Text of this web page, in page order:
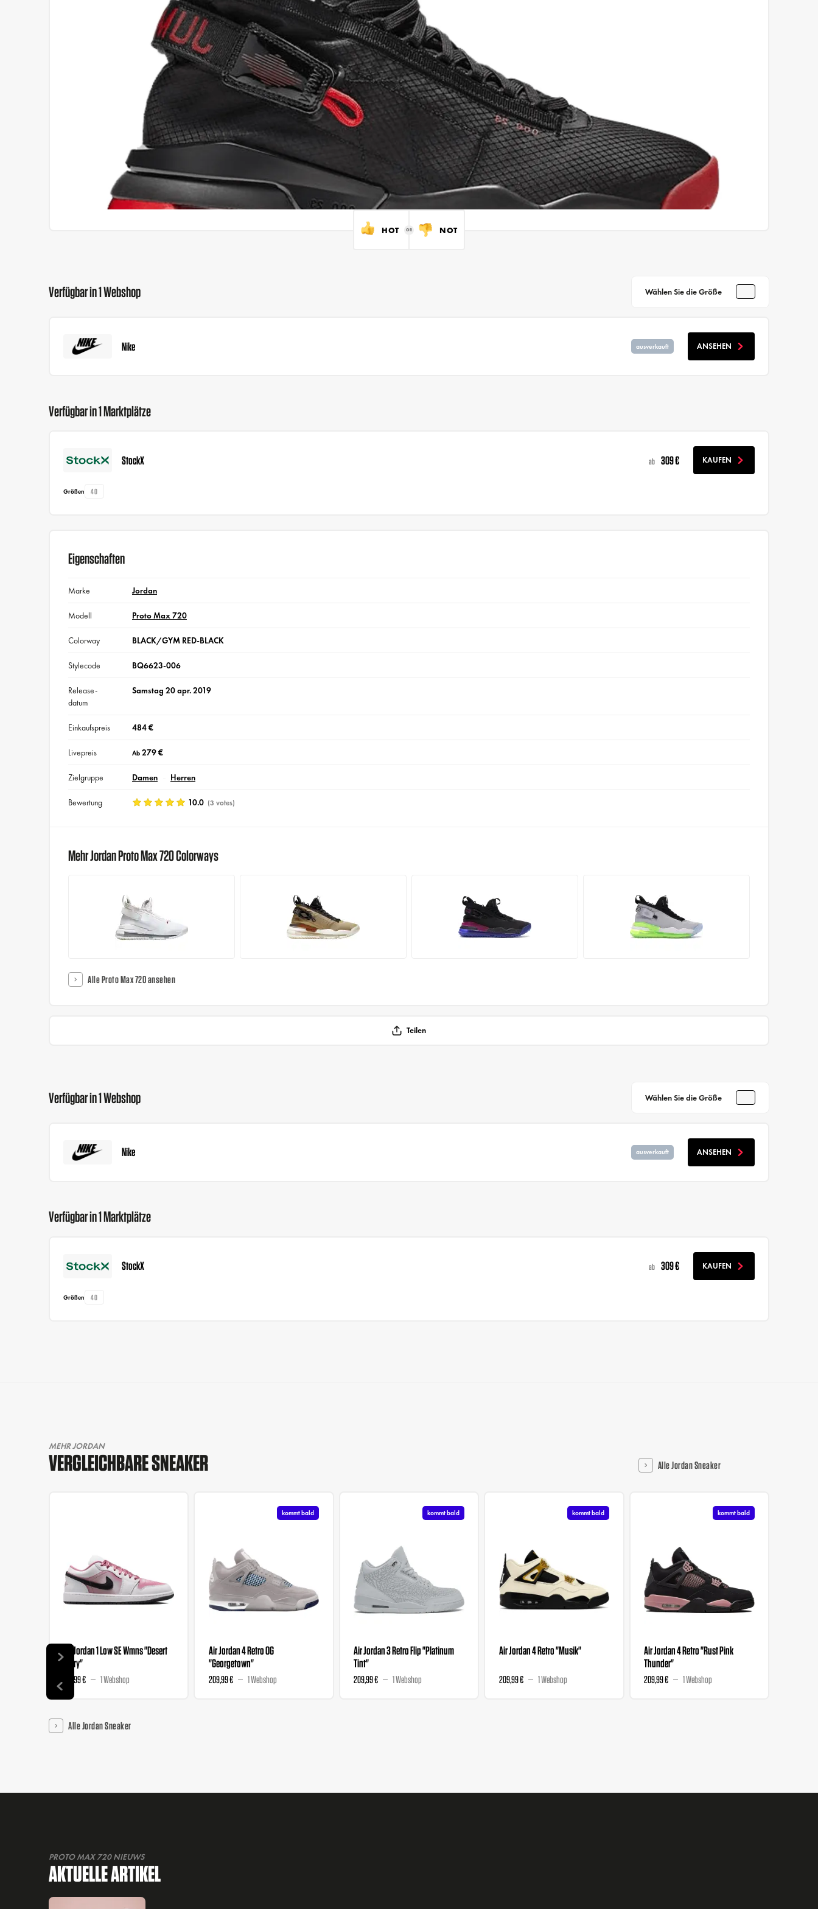
HOT NOT
Verfügbar in 1 Webshop Wählen Sie die Größe
Nike ausverkauft ANSEHEN
Verfügbar in 1 Marktplätze
StockX ab 309 € KAUFEN
Größen 40
Eigenschaften
Marke Jordan
Modell Proto Max 720
Colorway BLACK/GYM RED-BLACK
Stylecode BQ6623-006
Release-
datum
Samstag 20 apr. 2019
Einkaufspreis 484 €
Livepreis Ab279 €
Zielgruppe Damen Herren
Bewertung 10.0 (3 votes)
Mehr Jordan Proto Max 720 Colorways
Alle Proto Max 720 ansehen
Teilen
Verfügbar in 1 Webshop Wählen Sie die Größe
Nike ausverkauft ANSEHEN
Verfügbar in 1 Marktplätze
StockX ab 309 € KAUFEN
Größen 40
MEHR JORDAN
VERGLEICHBARE SNEAKER Alle Jordan Sneaker
Air Jordan 1 Low SE Wmns "Desert
Berry"
139,99 € 1 Webshop
kommt bald
Air Jordan 4 Retro OG
"Georgetown"
209,99 € 1 Webshop
kommt bald
Air Jordan 3 Retro Flip "Platinum
Tint"
209,99 € 1 Webshop
kommt bald
Air Jordan 4 Retro "Musik"
209,99 € 1 Webshop
kommt bald
Air Jordan 4 Retro "Rust Pink
Thunder"
209,99 € 1 Webshop
Alle Jordan Sneaker
PROTO MAX 720 NIEUWS
AKTUELLE ARTIKEL